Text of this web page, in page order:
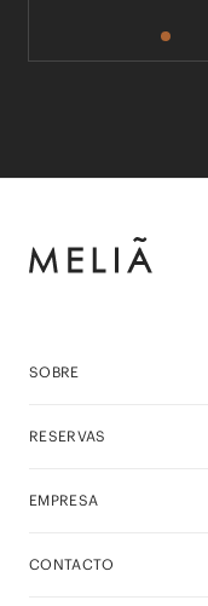
SOBRE
RESERVAS
EMPRESA
CONTACTO